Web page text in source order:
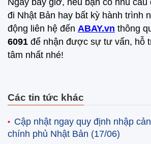
đi Nhật Bản hay bất kỳ hành trình
động liên hệ đến ABAY.vn thông
6091 để nhận được sự tư vấn, hỗ
tâm nhất nhé!
Các tin tức khác
Cập nhật ngay quy định nhập
chính phủ Nhật Bản (17/06)